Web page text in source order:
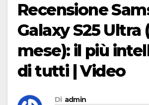
Recensione
Galaxy S25 Ultra
mese): il più
di tutti | Video
Di admin